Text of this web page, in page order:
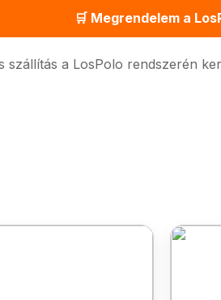
🛒 Megrendelem a
szállítás a LosPolo rendszerén